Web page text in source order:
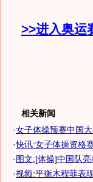
>>进入奥运
相关新闻
·女子体操预赛中国
·快讯:女子体操资格
·图文:[体操]中国队
·视频:平衡木程菲表